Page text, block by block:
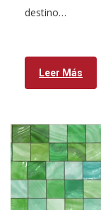
destino…
Leer Más